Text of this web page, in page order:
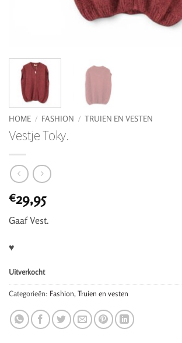
HOME / FASHION / TRUIEN EN VESTEN
Vestje Toky.
€29,95
Gaaf Vest.
♥
Uitverkocht
Categorieën: Fashion, Truien en vesten